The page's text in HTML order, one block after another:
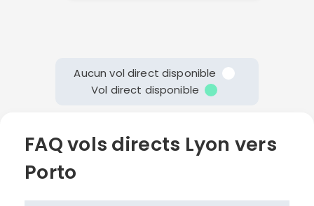
Aucun vol direct disponible
Vol direct disponible
FAQ vols directs Lyon vers
Porto